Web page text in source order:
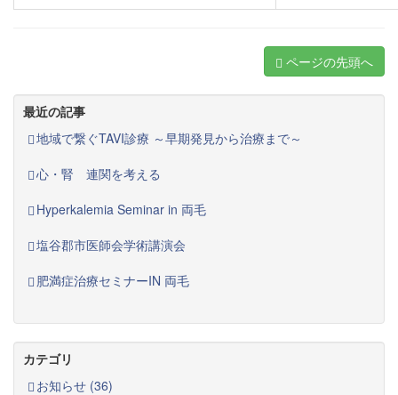
ページの先頭へ
最近の記事
地域で繋ぐTAVI診療 ～早期発見から治療まで～
心・腎 連関を考える
Hyperkalemia Seminar in 両毛
塩谷郡市医師会学術講演会
肥満症治療セミナーIN 両毛
カテゴリ
お知らせ (36)